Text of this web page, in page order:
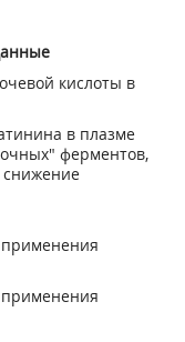
кислоты в
в плазме
ферментов,
снижение